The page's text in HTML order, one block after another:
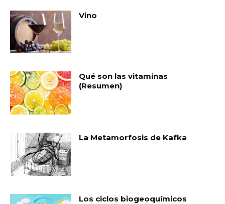
Vino
Qué son las vitaminas
(Resumen)
La Metamorfosis de Kafka
Los ciclos biogeoquímicos